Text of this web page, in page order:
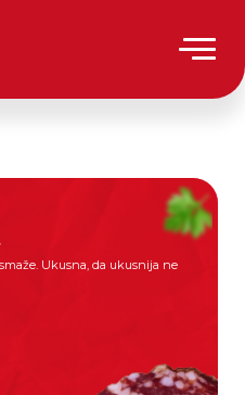
Ukusna, da ukusnija ne